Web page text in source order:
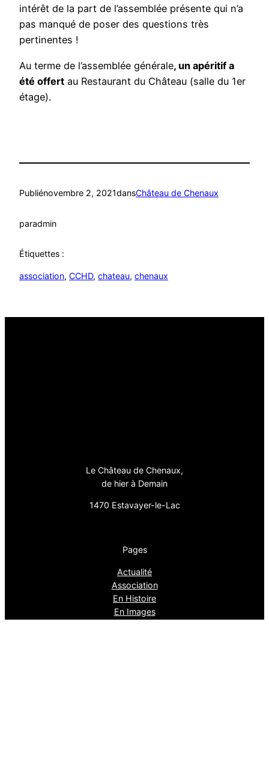
intérêt de la part de l’assemblée présente qui n’a
pas manqué de poser des questions très
pertinentes !
Au terme de l’assemblée générale, un apéritif a
été offert au Restaurant du Château (salle du 1er
étage).
Publiénovembre 2, 2021dansChâteau de Chenaux
paradmin
Étiquettes :
association, CCHD, chateau, chenaux
Le Château de Chenaux,
de hier à Demain
1470 Estavayer-le-Lac
Pages
Actualité
Association
En Histoire
En Images